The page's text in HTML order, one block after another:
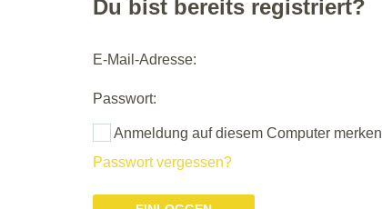
Du bist bereits registriert?
E-Mail-Adresse:
Passwort:
Anmeldung auf diesem Computer merken
Passwort vergessen?